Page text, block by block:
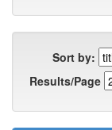
Sort by:
Results/Page